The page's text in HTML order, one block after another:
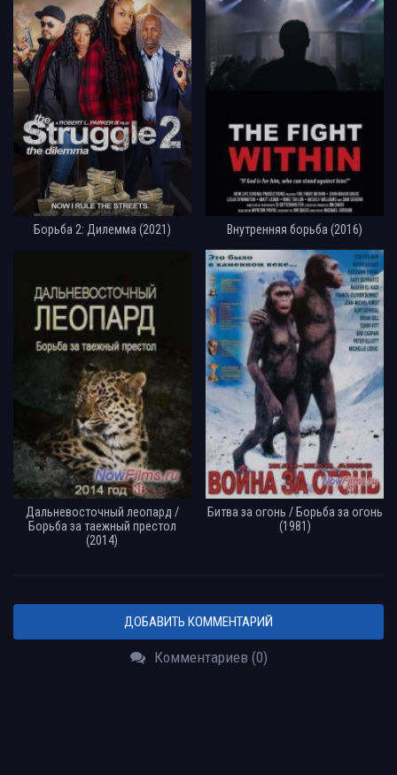
Борьба 2: Дилемма (2021) Внутренняя борьба (2016)
Дальневосточный леопард /
Борьба за таежный престол
(2014)
Битва за огонь / Борьба за огонь
(1981)
ДОБАВИТЬ КОММЕНТАРИЙ
Комментариев (0)